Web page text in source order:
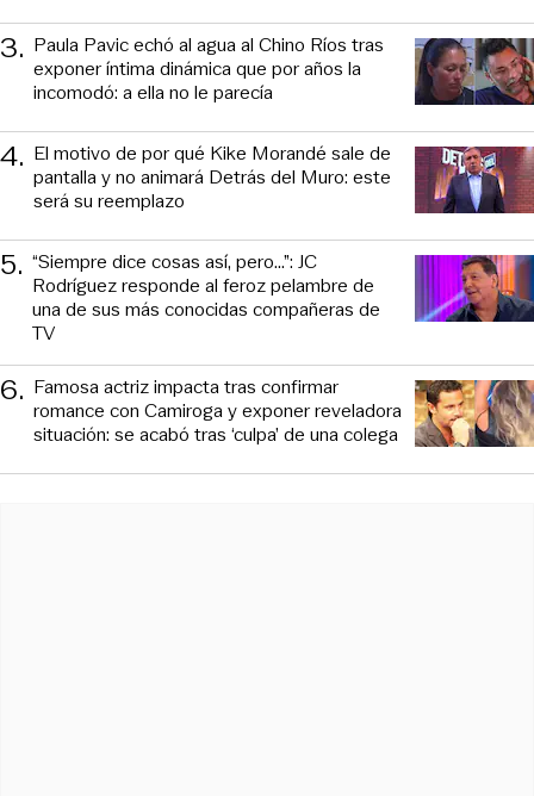
3. Paula Pavic echó al agua al Chino Ríos tras
exponer íntima dinámica que por años la
incomodó: a ella no le parecía
4. El motivo de por qué Kike Morandé sale de
pantalla y no animará Detrás del Muro: este
será su reemplazo
5. “Siempre dice cosas así, pero...”: JC
Rodríguez responde al feroz pelambre de
una de sus más conocidas compañeras de
TV
6. Famosa actriz impacta tras confirmar
romance con Camiroga y exponer reveladora
situación: se acabó tras ‘culpa’ de una colega